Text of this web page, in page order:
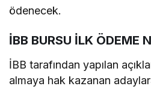
ödenecek.
İBB BURSU İLK ÖDEME
İBB tarafından yapılan
almaya hak kazanan